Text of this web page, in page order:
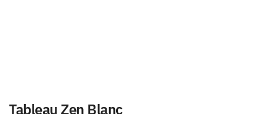
Tableau Zen Blanc